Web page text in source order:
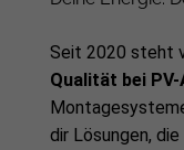
Seit 2020 steht
Qualität bei
dir Lösungen,